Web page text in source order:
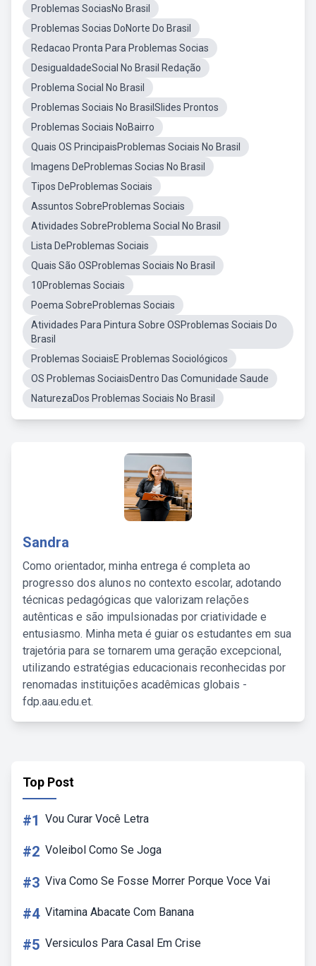
Problemas SociasNo Brasil
Problemas Socias DoNorte Do Brasil
Redacao Pronta Para Problemas Socias
DesigualdadeSocial No Brasil Redação
Problema Social No Brasil
Problemas Sociais No BrasilSlides Prontos
Problemas Sociais NoBairro
Quais OS PrincipaisProblemas Sociais No Brasil
Imagens DeProblemas Socias No Brasil
Tipos DeProblemas Sociais
Assuntos SobreProblemas Sociais
Atividades SobreProblema Social No Brasil
Lista DeProblemas Sociais
Quais São OSProblemas Sociais No Brasil
10Problemas Sociais
Poema SobreProblemas Sociais
Atividades Para Pintura Sobre OSProblemas Sociais Do
Brasil
Problemas SociaisE Problemas Sociológicos
OS Problemas SociaisDentro Das Comunidade Saude
NaturezaDos Problemas Sociais No Brasil
Sandra
Como orientador, minha entrega é completa ao
progresso dos alunos no contexto escolar, adotando
técnicas pedagógicas que valorizam relações
autênticas e são impulsionadas por criatividade e
entusiasmo. Minha meta é guiar os estudantes em sua
trajetória para se tornarem uma geração excepcional,
utilizando estratégias educacionais reconhecidas por
renomadas instituições acadêmicas globais -
fdp.aau.edu.et.
Top Post
#1 Vou Curar Você Letra
#2 Voleibol Como Se Joga
#3 Viva Como Se Fosse Morrer Porque Voce Vai
#4 Vitamina Abacate Com Banana
#5 Versiculos Para Casal Em Crise